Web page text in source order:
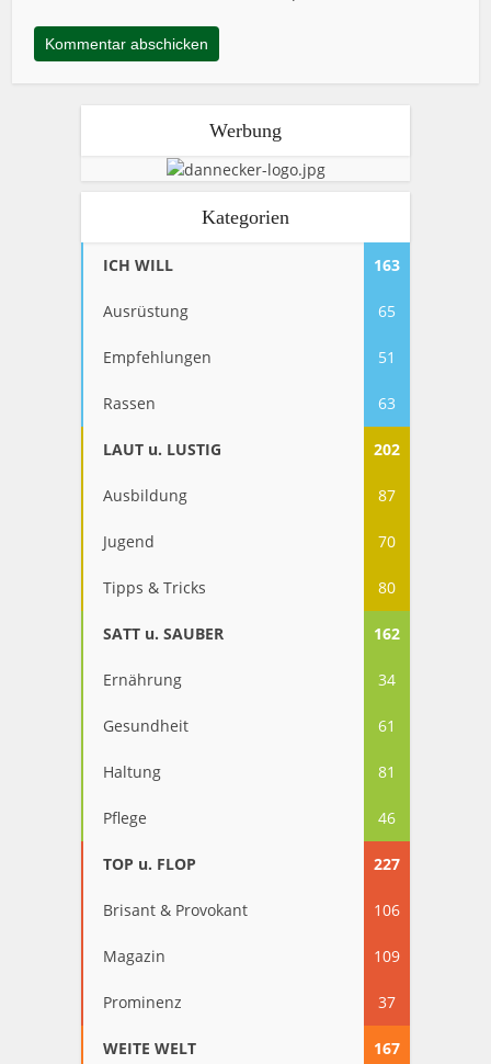
Werbung
Kategorien
ICH WILL 163
Ausrüstung 65
Empfehlungen 51
Rassen 63
LAUT u. LUSTIG 202
Ausbildung 87
Jugend 70
Tipps & Tricks 80
SATT u. SAUBER 162
Ernährung 34
Gesundheit 61
Haltung 81
Pflege 46
TOP u. FLOP 227
Brisant & Provokant 106
Magazin 109
Prominenz 37
WEITE WELT 167